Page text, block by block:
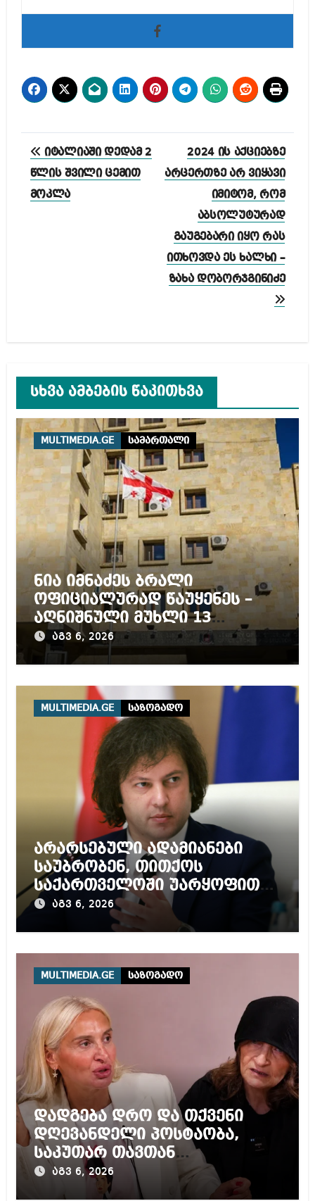
პოსტის
ნავიგაცია
იტალიაში დედამ 2
წლის შვილი ცემით
მოკლა
2024 ის აქციებზე
არცერთზე არ ვიყავი
იმიტომ, რომ
აბსოლუტურად
გაუგებარი იყო რას
ითხოვდა ეს ხალხი –
ზახა დობორჯგინიძე
სხვა ამბების წაკითხვა
MULTIMEDIA.GE სამართალი
ნია იმნაძეს ბრალი
ოფიციალურად წაუყენეს –
აღნიშნული მუხლი 13
წლამდე პატიმრობას
ითვალისწინებს
აგვ 6, 2026
MULTIMEDIA.GE საზოგადო
არარსებული ადამიანები
საუბრობენ, თითქოს
საქართველოში უარყოფითი
გარემოა შექმნილი რუსი
ტურისტებისთვის, ჩვენი კარი
აგვ 6, 2026
MULTIMEDIA.GE საზოგადო
დადგება დრო და თქვენი
დღევანდელი პოსტაობა,
საკუთარ თავთან
შეგარცხვენთ – ეკა კუპატაძე
ნანუკა ჟორჟოლიანს
აგვ 6, 2026